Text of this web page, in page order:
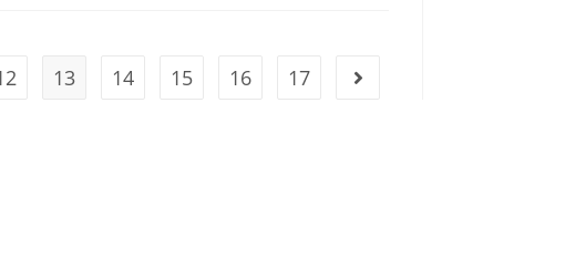
13 14 15 16 17